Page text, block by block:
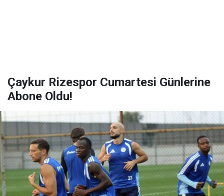
Çaykur Rizespor Cumartesi Günlerine
Abone Oldu!